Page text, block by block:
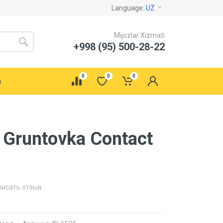
Language: UZ
Mijozlar Xizmati
+998 (95) 500-28-22
0 0 0
Contact
отзыв